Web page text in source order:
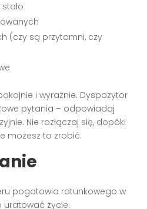
(czy są przytomni, czy
i wyraźnie. Dyspozytor
pytania – odpowiadaj
Nie rozłączaj się, dopóki
możesz to zrobić.
pogotowia ratunkowego w
uratować życie.